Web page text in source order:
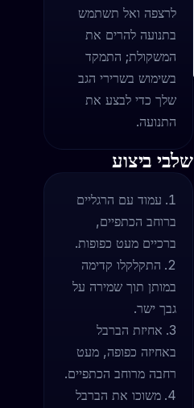
לרצפה ואל תשתמש
בתנועה להרים את
המשקולת; התמקד
בשימוש בשרירי הגב
שלך כדי לבצע את
התנועה.
שלבי ביצוע
עמוד עם הרגליים
ברוחב הכתפיים,
ברכיים מעט כפופות.
התקלקלו קדימה
במותן תוך שמירה על
גבך ישר.
אחיזת הברבל
באחיזה כפופה, מעט
רחבה מרוחב הכתפיים.
משוכו את הברבל